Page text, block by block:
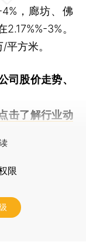
，廊坊、佛
3%。
方米。
司股价走势、
击了解行业动
限